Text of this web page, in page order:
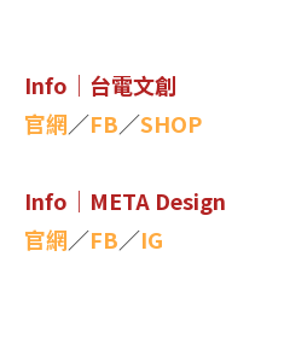
Info｜台電文創
官網／FB／SHOP
Info｜META Design
官網／FB／IG